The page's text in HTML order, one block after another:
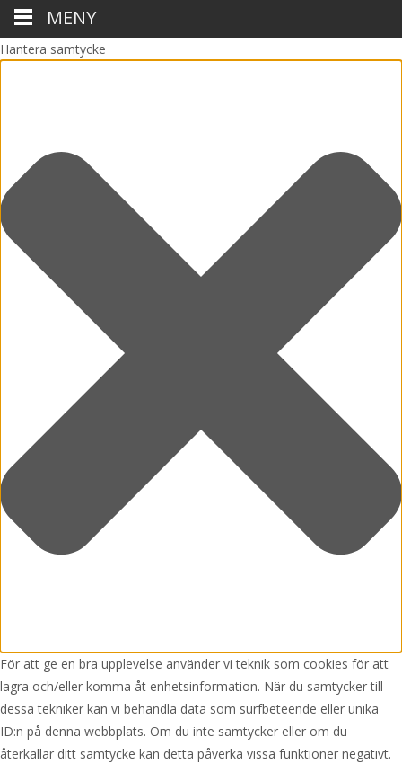
Hantera samtycke
För att ge en bra upplevelse använder vi teknik som cookies för att
lagra och/eller komma åt enhetsinformation. När du samtycker till
dessa tekniker kan vi behandla data som surfbeteende eller unika
ID:n på denna webbplats. Om du inte samtycker eller om du
återkallar ditt samtycke kan detta påverka vissa funktioner negativt.
MENY